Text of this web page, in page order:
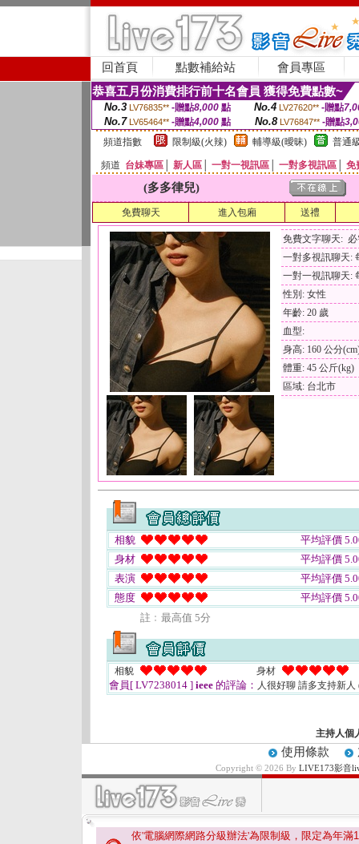
回首頁 點數補給站 會員專區
恭喜五月份消費排行前十名會員 獲得免費點數~
No.3 LV76835** -贈點8,000點 No.4 LV27620** -贈點
No.7 LV65464** -贈點4,000 點 No.8 LV76847** -贈點
頻道指數
限制級(火辣) 輔導級(曖昧) 普通
頻道 台妹專區 新人區 一對一視訊區 一對多視訊區 免
(多多律兒)
免費聊天 進入包廂 送禮
免費文字聊天:
一對多視訊聊天:
一對一視訊聊天:
性別: 女性
年齡: 20 歲
血型:
身高: 160 公分
體重: 45 公斤(kg)
區域: 台北市
相貌
平均評價
身材
平均評價
表演
平均評價
態度
平均評價
註﹕最高值 5分
相貌 身材
會員[ LV7238014 ] ieee 的評論： 人很好聊 請多支持新人
主持人個
使用條款
Copyright © 2026 By LIVE173影音
依'電腦網際網路分級辦法'為限制級，限定為年滿